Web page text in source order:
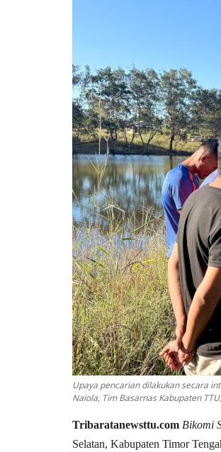
Upaya pencarian dilakukan secara
Naiola, Tim Basarnas Kabupaten
Tribaratanewsttu.com Bikomi
Selatan, Kabupaten Timor